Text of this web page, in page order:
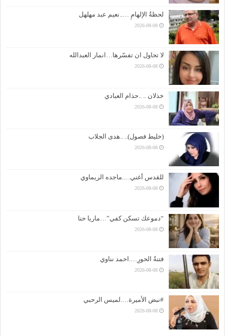
لحظةُ الإلهامِ …..نعيم عبد مهلهل
2026-08-08
لا تحاول ان تفسّرها…انمار العبدالله
2026-08-08
خذلان .. ..حذام العبادي
2026-08-08
(خليط فصول).. ..هدى الجلاب
2026-08-08
للقدس أغني….ماجده الريماوي
2026-08-08
“دموعك تسكن كفي”…ماريا حنا
2026-08-08
فتنةُ الحورِ….احمد نناوي
2026-08-08
#نبض الأميرة….لميس الرحبي
2026-08-08